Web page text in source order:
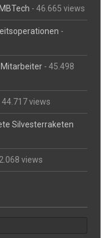
- 46.665 views
-
Mitarbeiter - 45.498
44.717 views
Silvesterraketen
views